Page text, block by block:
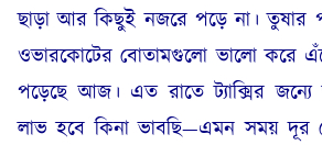
ছাড়া আর কিছুই নজরে পড়ে না। তুষার
ওভারকোটের বোতামগুলো ভালো করে
পড়েছে আজ। এত রাতে ট্যাক্সির
লাভ হবে কিনা ভাবছি—এমন সময়